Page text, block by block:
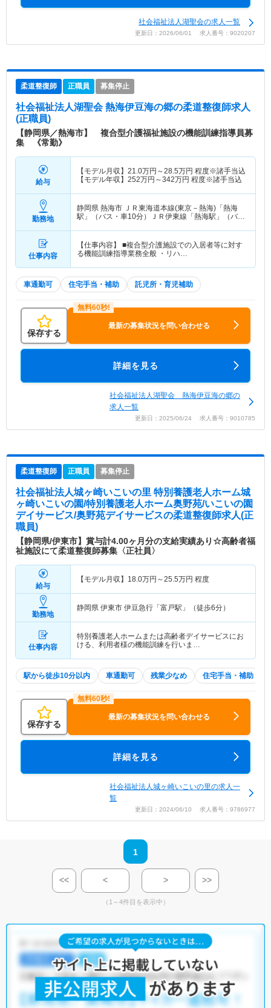
社会福祉法人湖聖会の求人一覧
更新日：2026/06/01 求人番号：9020207
柔道整復師 正職員 募集停止
社会福祉法人湖聖会 熱海伊豆海の郷の柔道整復師求人
(正職員)
【静岡県／熱海市】 複合型介護福祉施設の機能訓練指導員募
集 《常勤》
給与
【モデル月収】 21.0万円～28.5万円 程度※諸手当込
【モデル年収】 252万円～342万円 程度※諸手当込
勤務地
静岡県 熱海市 ＪＲ東海道本線(東京－熱海)「熱海
駅」（バス・車10分）ＪＲ伊東線「熱海駅」（バ
仕事内容
【仕事内容】 ■複合型介護施設での入居者等に対す
る機能訓練指導業務全般 ・リハ…
車通勤可 住宅手当・補助 託児所・育児補助
保存する
最新の募集状況を問い合わせる
詳細を見る
社会福祉法人湖聖会 熱海伊豆海の郷の
求人一覧
更新日：2025/06/24 求人番号：9010785
柔道整復師 正職員 募集停止
社会福祉法人城ヶ崎いこいの里 特別養護老人ホーム城
ヶ崎いこいの園/特別養護老人ホーム奥野苑/いこいの園
デイサービス/奥野苑デイサービスの柔道整復師求人(正
職員)
【静岡県/伊東市】賞与計4.00ヶ月分の支給実績あり☆高齢者福
祉施設にて柔道整復師募集〈正社員〉
給与
【モデル月収】 18.0万円～25.5万円 程度
勤務地
静岡県 伊東市 伊豆急行「富戸駅」（徒歩6分）
仕事内容
特別養護老人ホームまたは高齢者デイサービスにお
ける、利用者様の機能訓練を行いま…
駅から徒歩10分以内 車通勤可 残業少なめ 住宅手当・補助
保存する
最新の募集状況を問い合わせる
詳細を見る
社会福祉法人城ヶ崎いこいの里の求人一
覧
更新日：2024/06/10 求人番号：9786977
1
<< < > >>
（1～4件目を表示中）